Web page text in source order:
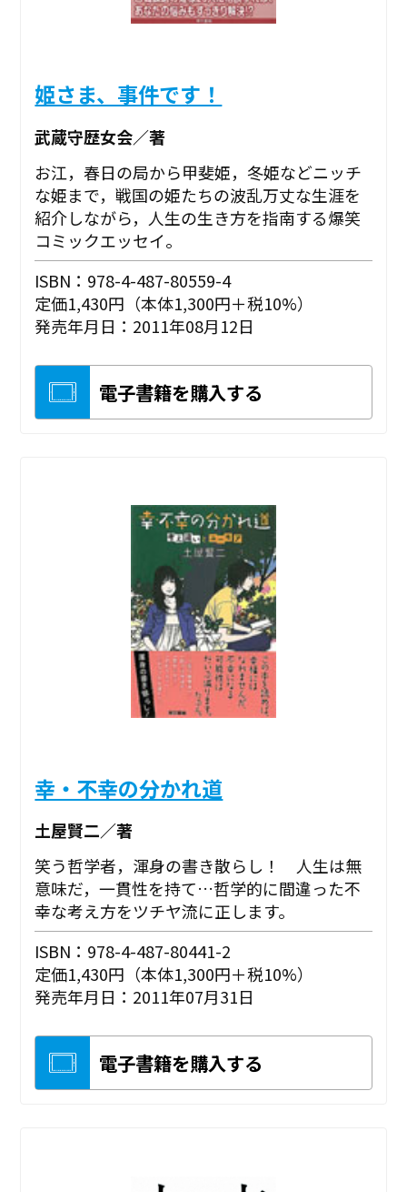
姫さま、事件です！
武蔵守歴女会／著
お江，春日の局から甲斐姫，冬姫などニッチ
な姫まで，戦国の姫たちの波乱万丈な生涯を
紹介しながら，人生の生き方を指南する爆笑
コミックエッセイ。
ISBN：978-4-487-80559-4
定価1,430円（本体1,300円＋税10%）
発売年月日：2011年08月12日
電子書籍を購入する
幸・不幸の分かれ道
土屋賢二／著
笑う哲学者，渾身の書き散らし！ 人生は無
意味だ，一貫性を持て…哲学的に間違った不
幸な考え方をツチヤ流に正します。
ISBN：978-4-487-80441-2
定価1,430円（本体1,300円＋税10%）
発売年月日：2011年07月31日
電子書籍を購入する